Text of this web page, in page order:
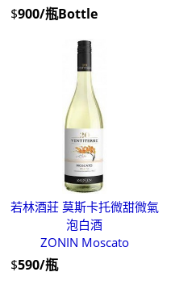
$900/瓶Bottle
若林酒莊 莫斯卡托微甜微氣
泡白酒
ZONIN Moscato
$590/瓶